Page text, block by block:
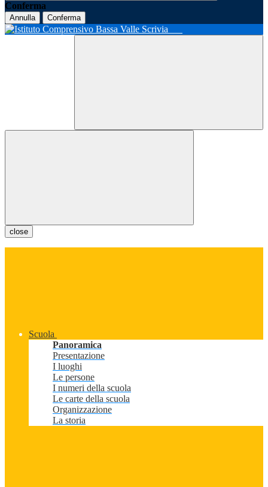
Conferma
Annulla Conferma
close
Scuola
Panoramica
Presentazione
I luoghi
Le persone
I numeri della scuola
Le carte della scuola
Organizzazione
La storia